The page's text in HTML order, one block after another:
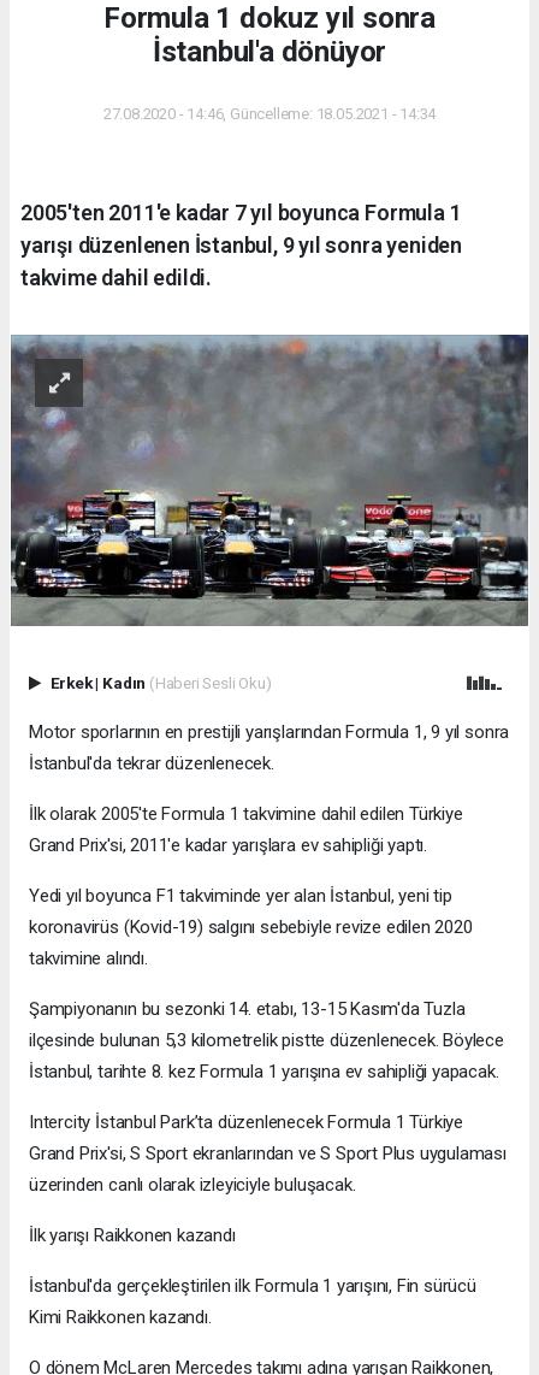
Formula 1 dokuz yıl sonra
İstanbul'a dönüyor
27.08.2020 - 14:46, Güncelleme: 18.05.2021 - 14:34
2005'ten 2011'e kadar 7 yıl boyunca Formula 1
yarışı düzenlenen İstanbul, 9 yıl sonra yeniden
takvime dahil edildi.
Erkek| Kadın (Haberi Sesli Oku)
Motor sporlarının en prestijli yarışlarından Formula 1, 9 yıl sonra
İstanbul'da tekrar düzenlenecek.
İlk olarak 2005'te Formula 1 takvimine dahil edilen Türkiye
Grand Prix'si, 2011'e kadar yarışlara ev sahipliği yaptı.
Yedi yıl boyunca F1 takviminde yer alan İstanbul, yeni tip
koronavirüs (Kovid-19) salgını sebebiyle revize edilen 2020
takvimine alındı.
Şampiyonanın bu sezonki 14. etabı, 13-15 Kasım'da Tuzla
ilçesinde bulunan 5,3 kilometrelik pistte düzenlenecek. Böylece
İstanbul, tarihte 8. kez Formula 1 yarışına ev sahipliği yapacak.
Intercity İstanbul Park’ta düzenlenecek Formula 1 Türkiye
Grand Prix'si, S Sport ekranlarından ve S Sport Plus uygulaması
üzerinden canlı olarak izleyiciyle buluşacak.
İlk yarışı Raikkonen kazandı
İstanbul'da gerçekleştirilen ilk Formula 1 yarışını, Fin sürücü
Kimi Raikkonen kazandı.
O dönem McLaren Mercedes takımı adına yarışan Raikkonen,